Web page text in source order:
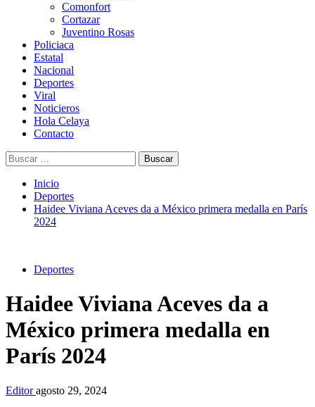
Comonfort
Cortazar
Juventino Rosas
Policiaca
Estatal
Nacional
Deportes
Viral
Noticieros
Hola Celaya
Contacto
Buscar:
Inicio
Deportes
Haidee Viviana Aceves da a México primera medalla en París
2024
Deportes
Haidee Viviana Aceves da a
México primera medalla en
París 2024
Editoragosto 29, 2024